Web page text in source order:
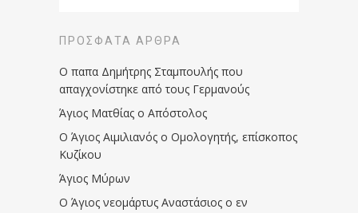
ΠΡΌΣΦΑΤΑ ΆΡΘΡΑ
Ο παπα Δημήτρης Σταμπουλής που
απαγχονίστηκε από τους Γερμανούς
Άγιος Ματθίας ο Απόστολος
Ο Άγιος Αιμιλιανός ο Ομολογητής, επίσκοπος
Κυζίκου
Άγιος Μύρων
Ο Άγιος νεομάρτυς Αναστάσιος ο εν